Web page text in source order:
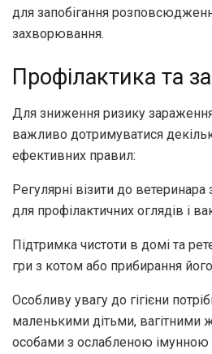
для запобігання
захворювання.
Профілактика та
Для зниження ризику
важливо дотримуватися
ефективних правил:
Регулярні візити до
для профілактичних оглядів і
Підтримка чистоти в домі та
гри з котом або прибирання
Особливу увагу до гігієни
маленькими дітьми, вагітними
особами з ослабленою